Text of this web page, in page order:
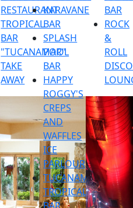
RESTAURANT
TROPICAL
BAR
"TUCANAMAR"
TAKE
AWAY
KARAVANE
BAR
SPLASH
POOL
BAR
HAPPY
ROGGY'S
CREPS
AND
WAFFLES
ICE
PARLOUR
TUCANAMAR
TROPICAL
BAR
ROCK
&
ROLL
DISCO